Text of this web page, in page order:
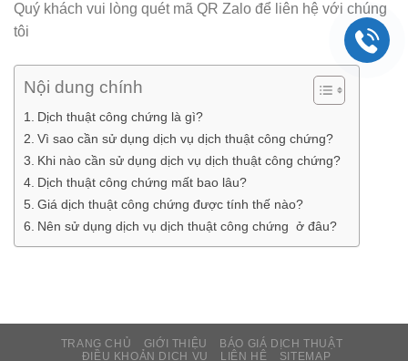
Quý khách vui lòng quét mã QR Zalo để liên hệ với chúng
tôi
Nội dung chính
Dịch thuật công chứng là gì?
Vì sao cần sử dụng dịch vụ dịch thuật công chứng?
Khi nào cần sử dụng dịch vụ dịch thuật công chứng?
Dịch thuật công chứng mất bao lâu?
Giá dịch thuật công chứng được tính thế nào?
Nên sử dụng dịch vụ dịch thuật công chứng ở đâu?
TRANG CHỦ GIỚI THIỆU
BÁO GIÁ DỊCH THUẬT
ĐIỀU KHOẢN DỊCH VỤ
LIÊN HỆ SITEMAP